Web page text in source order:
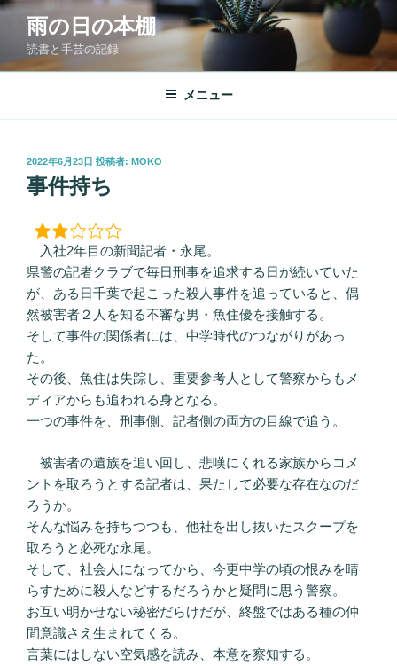
コ
ン
へ
雨の日の本棚
読書と手芸の記録
メニュー
投
稿
日:
2022年6月23日 投稿者: MOKO
事件持ち
入社2年目の新聞記者・永尾。
県警の記者クラブで毎日刑事を追求する日が続いていた
が、ある日千葉で起こった殺人事件を追っていると、偶
然被害者２人を知る不審な男・魚住優を接触する。
そして事件の関係者には、中学時代のつながりがあっ
た。
その後、魚住は失踪し、重要参考人として警察からもメ
ディアからも追われる身となる。
一つの事件を、刑事側、記者側の両方の目線で追う。
被害者の遺族を追い回し、悲嘆にくれる家族からコメ
ントを取ろうとする記者は、果たして必要な存在なのだ
ろうか。
そんな悩みを持ちつつも、他社を出し抜いたスクープを
取ろうと必死な永尾。
そして、社会人になってから、今更中学の頃の恨みを晴
らすために殺人などするだろうかと疑問に思う警察。
お互い明かせない秘密だらけだが、終盤ではある種の仲
間意識さえ生まれてくる。
言葉にはしない空気感を読み、本意を察知する。